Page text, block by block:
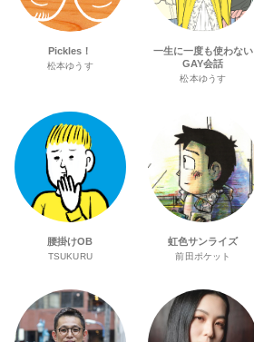
Pickles！
松本ゆうす
一生に一度も使わない
GAY会話
松本ゆうす
腰掛けOB
TSUKURU
虹色サンライズ
前田ポケット